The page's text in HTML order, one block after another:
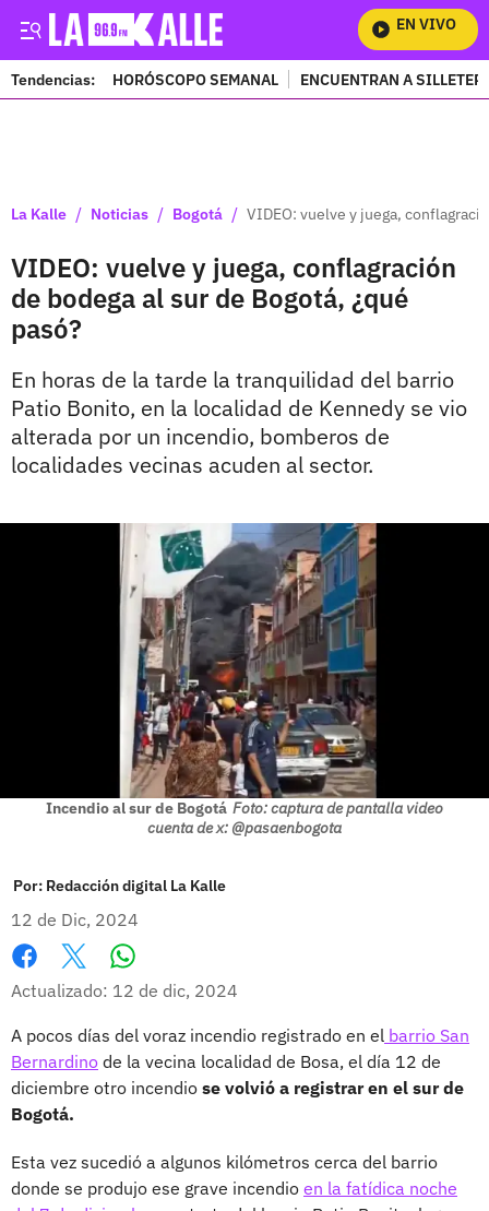
EN VIVO
Tendencias: HORÓSCOPO SEMANAL ENCUENTRAN A
La Kalle / Noticias / Bogotá / VIDEO: vuelve y juega,
VIDEO: vuelve y juega, conflagración
de bodega al sur de Bogotá, ¿qué
pasó?
En horas de la tarde la tranquilidad del barrio
Patio Bonito, en la localidad de Kennedy se vio
alterada por un incendio, bomberos de
localidades vecinas acuden al sector.
Incendio al sur de Bogotá Foto: captura de pantalla video
cuenta de x: @pasaenbogota
Por: Redacción digital La Kalle
12 de Dic, 2024
Facebook
X
Actualizado: 12 de dic, 2024
A pocos días del voraz incendio registrado en el barrio San
Bernardino de la vecina localidad de Bosa, el día 12 de
diciembre otro incendio se volvió a registrar en el sur de
Bogotá.
Esta vez sucedió a algunos kilómetros cerca del barrio
donde se produjo ese grave incendio en la fatídica noche